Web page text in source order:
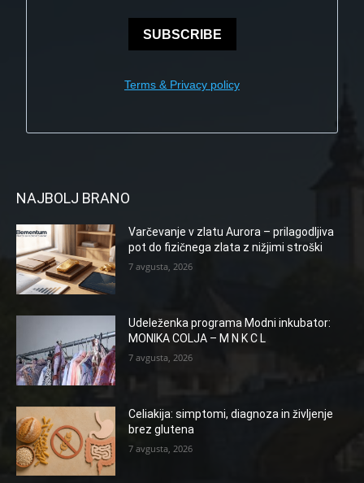
SUBSCRIBE
Terms & Privacy policy
NAJBOLJ BRANO
Varčevanje v zlatu Aurora – prilagodljiva
pot do fizičnega zlata z nižjimi stroški
7 avgusta, 2026
Udeleženka programa Modni inkubator:
MONIKA COLJA – M N K C L
7 avgusta, 2026
Celiakija: simptomi, diagnoza in življenje
brez glutena
7 avgusta, 2026